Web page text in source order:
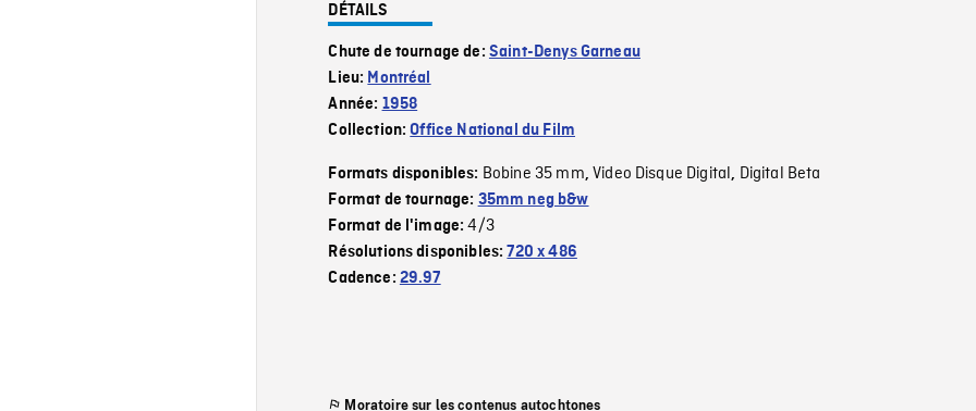
DÉTAILS
Chute de tournage de: Saint-Denys Garneau
Lieu: Montréal
Année: 1958
Collection:Office National du Film
Formats disponibles: Bobine 35 mm,Video Disque Digital, Digital Beta
Format de tournage: 35mm neg b&w
Format de l'image:4/3
Résolutions disponibles:720 x 486
Cadence: 29.97
Moratoire sur les contenus autochtones